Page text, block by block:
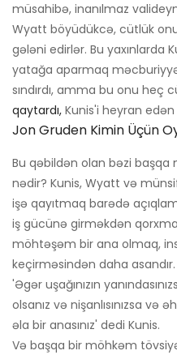
müsahibə, inanılmaz valideyn
Wyatt böyüdükcə, cütlük
gələni edirlər. Bu yaxınlarda
yatağa aparmaq
sındırdı, amma bu onu heç
qaytardı, Kunis'i heyran
Jon Gruden Kimin Üçün
Bu qəbildən olan bəzi
nədir? Kunis, Wyatt və
işə qayıtmaq barədə
iş gücünə girməkdən
möhtəşəm bir ana olmaq,
keçirməsindən daha asandır.
'Əgər uşağınızın
olsanız və nişanlısınızsa
əla bir anasınız' dedi Kunis.
Və başqa bir möhkəm